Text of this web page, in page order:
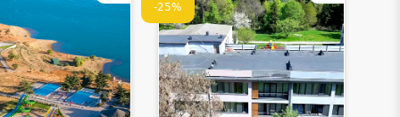
-25%